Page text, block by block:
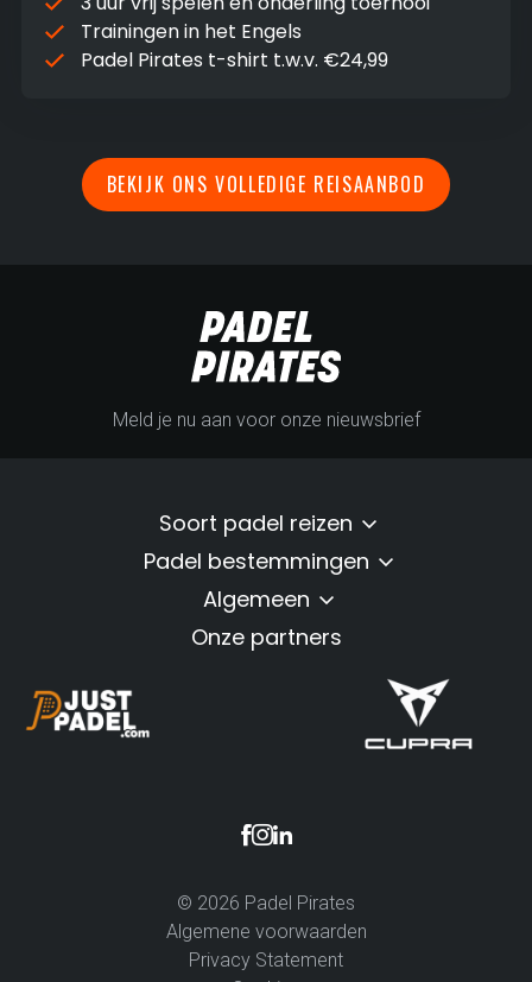
Trainingen in het Engels
Padel Pirates t-shirt t.w.v. €24,99
BEKIJK ONS VOLLEDIGE REISAANBOD
Meld je nu aan voor onze nieuwsbrief
Soort padel reizen
Padel bestemmingen
Algemeen
Onze partners
© 2026 Padel Pirates
Algemene voorwaarden
Privacy Statement